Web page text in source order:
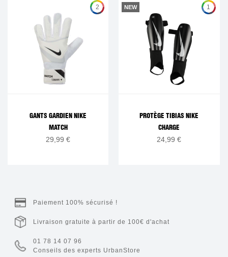
2
GANTS GARDIEN NIKE
MATCH
29,99 €
1
NEW
PROTÈGE TIBIAS NIKE
CHARGE
24,99 €
Paiement 100% sécurisé !
Livraison gratuite à partir de 100€ d'achat
01 78 14 07 96
Conseils des experts UrbanStore